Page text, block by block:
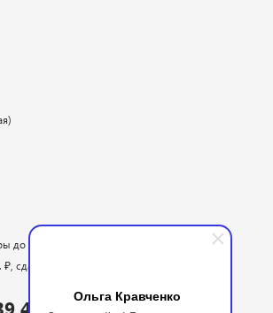
Ольга Кравченко
48
до 5 млн. ₽
сдаются в 2026 году